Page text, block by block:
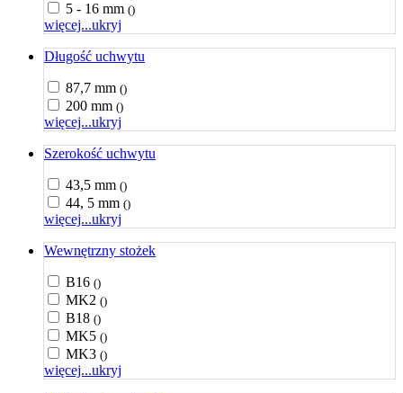
5 - 16 mm ()
więcej...ukryj
Długość uchwytu
87,7 mm ()
200 mm ()
więcej...ukryj
Szerokość uchwytu
43,5 mm ()
44, 5 mm ()
więcej...ukryj
Wewnętrzny stożek
B16 ()
MK2 ()
B18 ()
MK5 ()
MK3 ()
więcej...ukryj